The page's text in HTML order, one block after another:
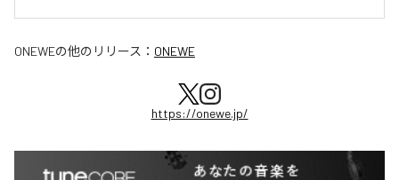
ONEWEの他のリリース： ONEWE
https://onewe.jp/